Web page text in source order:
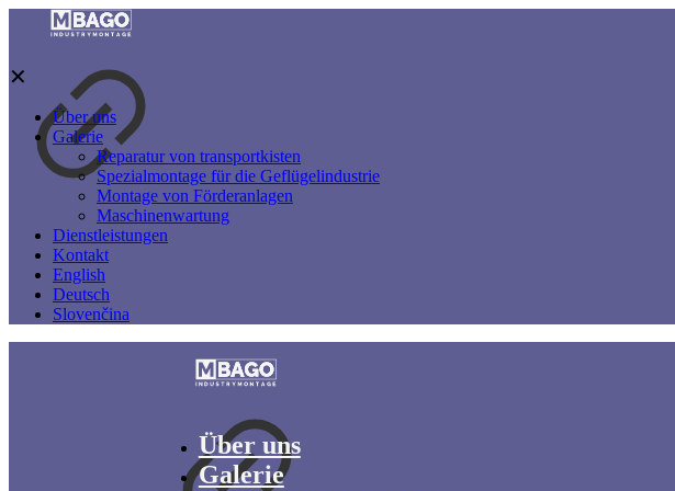
✕
Über uns
Galerie
Reparatur von transportkisten
Spezialmontage für die Geflügelindustrie
Montage von Förderanlagen
Maschinenwartung
Dienstleistungen
Kontakt
English
Deutsch
Slovenčina
Über uns
Galerie